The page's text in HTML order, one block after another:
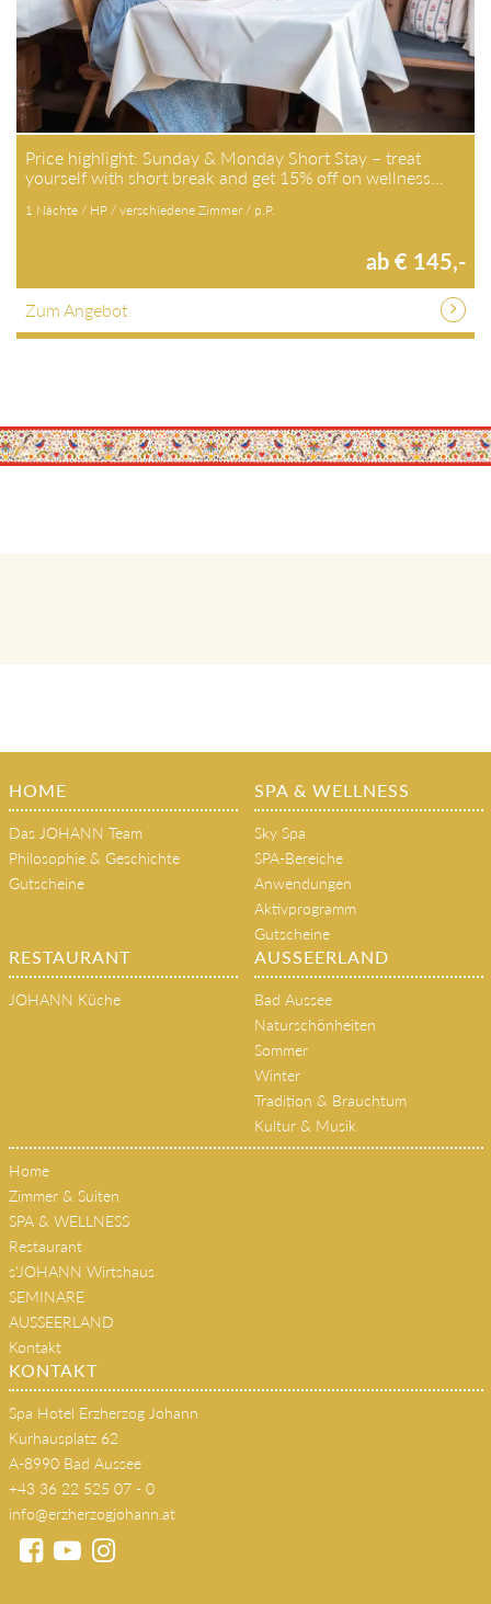
Price highlight: Sunday & Monday Short Stay – treat
yourself with short break and get 15% off on wellness…
1 Nächte / HP / verschiedene Zimmer / p.P.
ab € 145,-
Zum Angebot
HOME
Das JOHANN Team
Philosophie & Geschichte
Gutscheine
SPA & WELLNESS
Sky Spa
SPA-Bereiche
Anwendungen
Aktivprogramm
Gutscheine
RESTAURANT
JOHANN Küche
AUSSEERLAND
Bad Aussee
Naturschönheiten
Sommer
Winter
Tradition & Brauchtum
Kultur & Musik
Home
Zimmer & Suiten
SPA & WELLNESS
Restaurant
s'JOHANN Wirtshaus
SEMINARE
AUSSEERLAND
Kontakt
KONTAKT
Spa Hotel Erzherzog Johann
Kurhausplatz 62
A-8990 Bad Aussee
+43 36 22 525 07 - 0
info@erzherzogjohann.at